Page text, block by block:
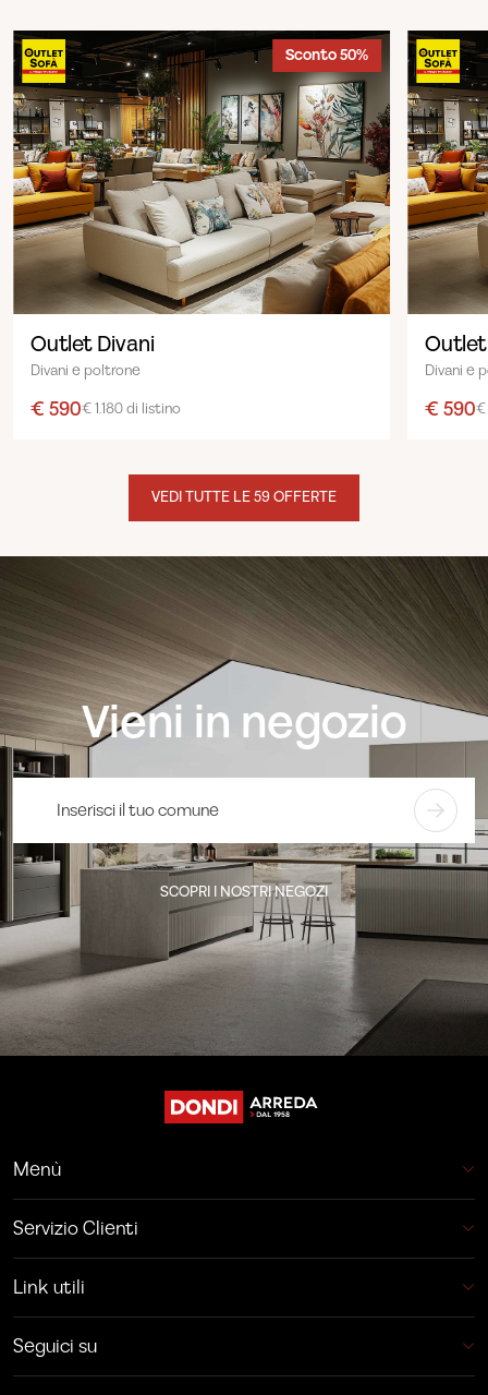
Sconto 50%
Outlet Divani
Divani e poltrone
€ 590€ 1.180 di listino
Divani e
€ 590€
VEDI TUTTE LE 59 OFFERTE
Vieni in negozio
SCOPRI I NOSTRI NEGOZI
Menù
Servizio Clienti
Link utili
Seguici su